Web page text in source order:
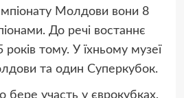
Молдови вони 8
До речі востаннє
тому. У їхньому музеї
та один Суперкубок.